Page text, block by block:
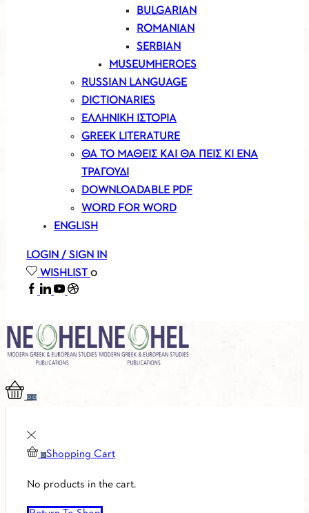
BULGARIAN
ROMANIAN
SERBIAN
MUSEUMHEROES
RUSSIAN LANGUAGE
DICTIONARIES
ΕΛΛΗΝΙΚΗ ΙΣΤΟΡΙΑ
GREEK LITERATURE
ΘΑ ΤΟ ΜΑΘΕΙΣ ΚΑΙ ΘΑ ΠΕΙΣ ΚΙ ΕΝΑ
ΤΡΑΓΟΥΔΙ
DOWNLOADABLE PDF
WORD FOR WORD
ENGLISH
LOGIN / SIGN IN
WISHLIST 0
FACEBOOK
LINKEDIN
YOUTUBE
SOUNDCLOUD
00
0 Shopping Cart
No products in the cart.